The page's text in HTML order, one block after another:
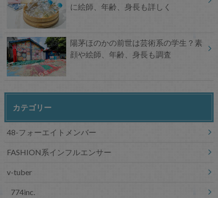
に絵師、年齢、身長も詳しく
陽茅ほのかの前世は芸術系の学生？素
顔や絵師、年齢、身長も調査
カテゴリー
48-フォーエイトメンバー
FASHION系インフルエンサー
v-tuber
774inc.